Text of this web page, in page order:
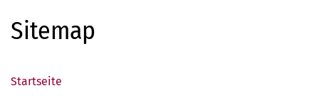
Sitemap
Startseite